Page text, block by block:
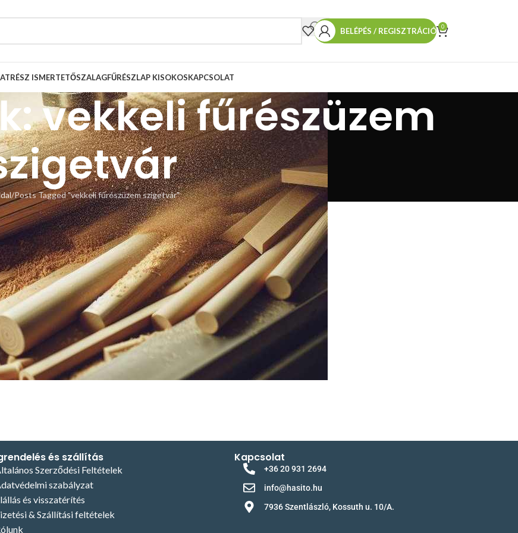
BELÉPÉS / REGISZTRÁCIÓ 0
ISMERTETŐSZALAGFŰRÉSZLAP KISOKOSKAPCSOLAT
vekkeli fűrészüzem
Posts Tagged "vekkeli fűrészüzem szigetvár"
és szállítás
Szerződési Feltételek
szabályzat
és visszatérítés
& Szállítási feltételek
Kapcsolat
+36 20 931 2694
info@hasito.hu
7936 Szentlászló, Kossuth u. 10/A.